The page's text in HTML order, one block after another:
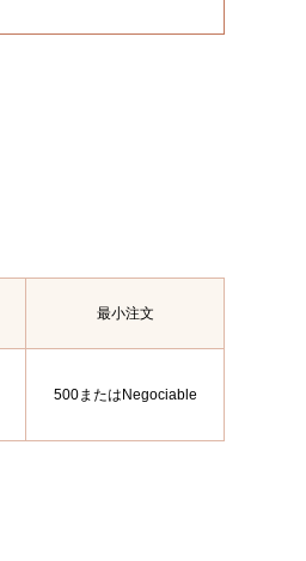
最小注文
500またはNegociable